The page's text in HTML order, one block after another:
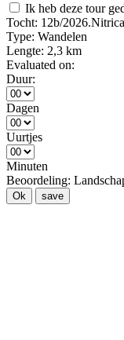
Ik heb deze tour
Tocht: 12b/
Type: Wandelen
Lengte: 2,3 km
Evaluated on:
Duur:
Dagen
Uurtjes
Minuten
Beoordeling:
Ok save